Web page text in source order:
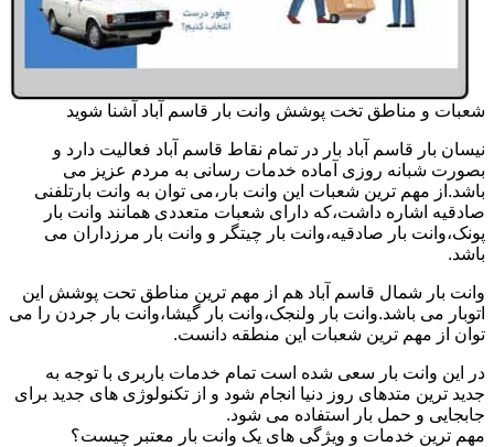
شعبات و مناطق تخت پوشش وانت بار قاسم آباد آشنا شوید
نیسان بار قاسم آباد بار در تمام نقاط قاسم آباد فعالیت دارد و
بصورت شبانه روزی آماده خدمات رسانی به مردم عزیز می
باشد.از مهم ترین شعبات این وانت بار،می توان به وانت بارتلفنی
صادقیه اشاره داشت،که دارای شعبات متعددی همانند وانت بار
پونک،وانت بار صادقیه،وانت بار چیتگر و وانت بار مرزداران می
باشد.
وانت بار شمال قاسم آباد هم از مهم ترین مناطق تحت پوشش این
اتوبار می باشد.وانت بار ولنجک،وانت بار گیشا،وانت بار جردن را می
توان از مهم ترین شعبات این منطقه دانست.
در این وانت بار سعی شده است تمام خدمات باربری با توجه به
جدید ترین متدهای روز دنیا انجام شود و از تکنولوژی های جدید برای
جابجایی و حمل بار استفاده می شود.
مهم ترین خدمات و ویژگی های یک وانت بار معتبر چیست؟